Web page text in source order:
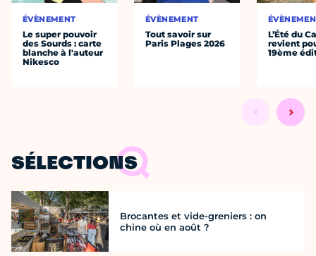
ÉVÈNEMENT
Le super pouvoir
des Sourds : carte
blanche à l'auteur
Nikesco
ÉVÈNEMENT
Tout savoir sur
Paris Plages 2026
L’Été du
revient
19ème
SÉLECTIONS
Brocantes et vide-greniers : on
chine où en août ?